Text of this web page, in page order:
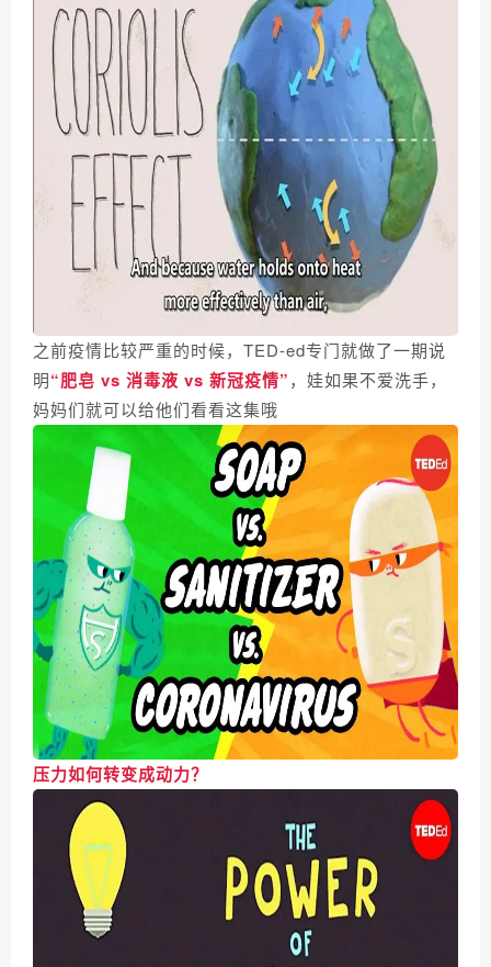
之前疫情比较严重的时候，TED-ed专门就做了一期说
明“肥皂 vs 消毒液 vs 新冠疫情”，娃如果不爱洗手，
妈妈们就可以给他们看看这集哦
压力如何转变成动力？